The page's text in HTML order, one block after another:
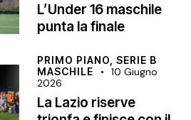
L’Under 16 maschile
punta la finale
PRIMO PIANO,SERIE B
MASCHILE
10 Giugno
2026
La Lazio riserve